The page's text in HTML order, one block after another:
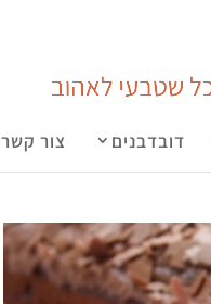
דובדבנים צור קשר